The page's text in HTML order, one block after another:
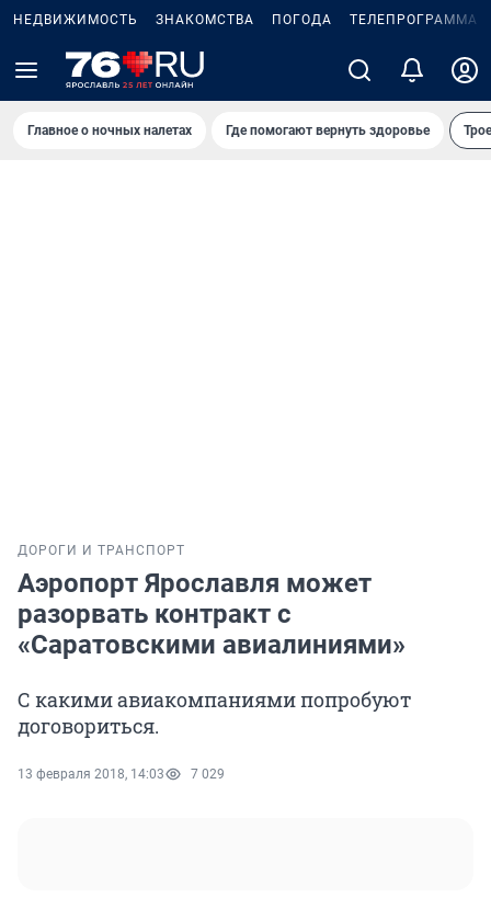
НЕДВИЖИМОСТЬ ЗНАКОМСТВА ПОГОДА ТЕЛЕПРОГРАММА
Главное о ночных налетах Где помогают вернуть здоровье
ДОРОГИ И ТРАНСПОРТ
Аэропорт Ярославля может
разорвать контракт с
«Саратовскими авиалиниями»
С какими авиакомпаниями попробуют
договориться.
13 февраля 2018, 14:03 7 029